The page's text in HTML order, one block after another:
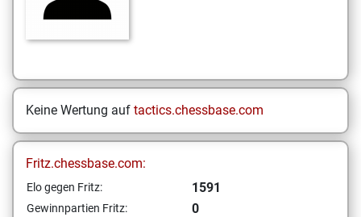
Keine Wertung auf tactics.chessbase.com
Fritz.chessbase.com:
Elo gegen Fritz: 1591
Gewinnpartien Fritz: 0